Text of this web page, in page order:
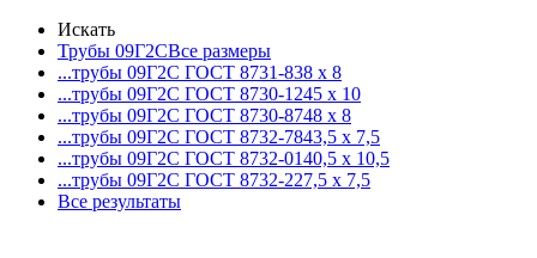
Искать
Трубы 09Г2СВсе размеры
...трубы 09Г2С ГОСТ 8731-838 x 8
...трубы 09Г2С ГОСТ 8730-1245 x 10
...трубы 09Г2С ГОСТ 8730-8748 x 8
...трубы 09Г2С ГОСТ 8732-7843,5 x 7,5
...трубы 09Г2С ГОСТ 8732-0140,5 x 10,5
...трубы 09Г2С ГОСТ 8732-227,5 x 7,5
Все результаты